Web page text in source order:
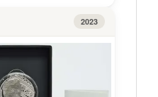
2023